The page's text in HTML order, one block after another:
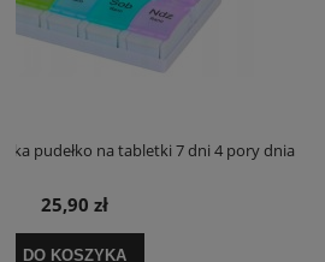
dnia Pojemnik na leki kasetka